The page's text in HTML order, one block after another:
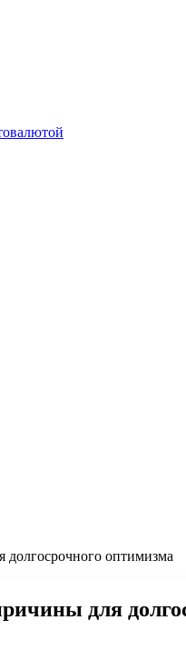
оптимизма
для